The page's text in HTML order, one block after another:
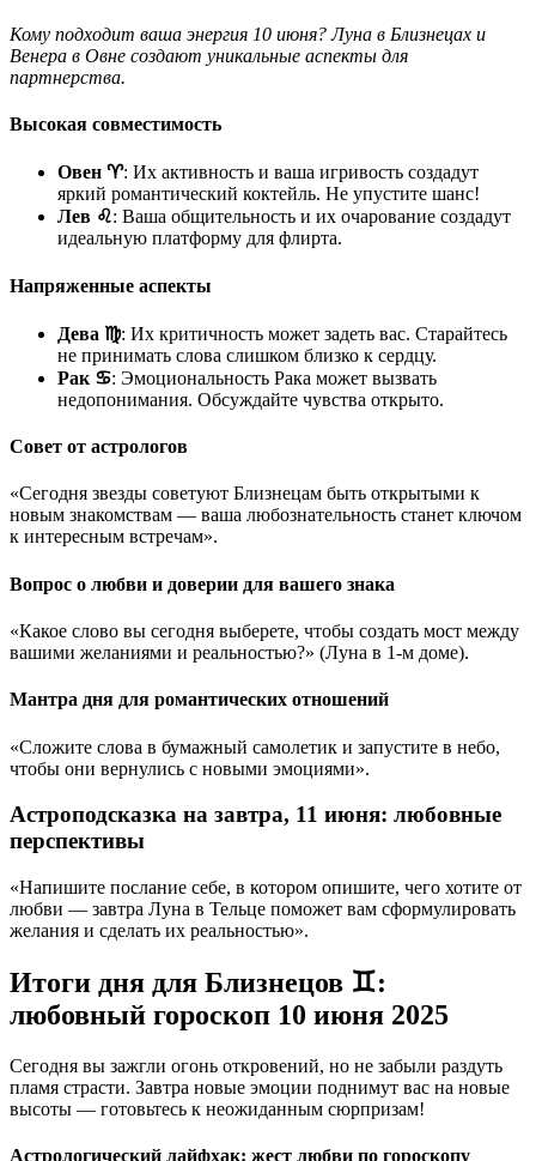
Кому подходит ваша энергия 10 июня? Луна в Близнецах и
Венера в Овне создают уникальные аспекты для
партнерства.
Высокая совместимость
Овен ♈: Их активность и ваша игривость создадут
яркий романтический коктейль. Не упустите шанс!
Лев ♌: Ваша общительность и их очарование создадут
идеальную платформу для флирта.
Напряженные аспекты
Дева ♍: Их критичность может задеть вас. Старайтесь
не принимать слова слишком близко к сердцу.
Рак ♋: Эмоциональность Рака может вызвать
недопонимания. Обсуждайте чувства открыто.
Совет от астрологов
«Сегодня звезды советуют Близнецам быть открытыми к
новым знакомствам — ваша любознательность станет ключом
к интересным встречам».
Вопрос о любви и доверии для вашего знака
«Какое слово вы сегодня выберете, чтобы создать мост между
вашими желаниями и реальностью?» (Луна в 1-м доме).
Мантра дня для романтических отношений
«Сложите слова в бумажный самолетик и запустите в небо,
чтобы они вернулись с новыми эмоциями».
Астроподсказка на завтра, 11 июня: любовные
перспективы
«Напишите послание себе, в котором опишите, чего хотите от
любви — завтра Луна в Тельце поможет вам сформулировать
желания и сделать их реальностью».
Итоги дня для Близнецов ♊:
любовный гороскоп 10 июня 2025
Сегодня вы зажгли огонь откровений, но не забыли раздуть
пламя страсти. Завтра новые эмоции поднимут вас на новые
высоты — готовьтесь к неожиданным сюрпризам!
Астрологический лайфхак: жест любви по гороскопу